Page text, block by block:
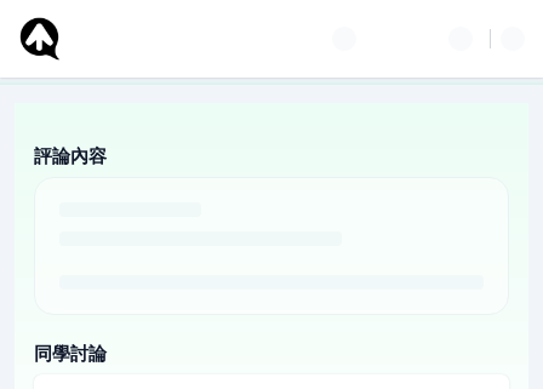
評論內容
同學討論